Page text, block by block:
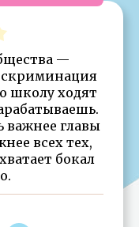
—
школу ходят
важнее главы
всех тех,
бокал